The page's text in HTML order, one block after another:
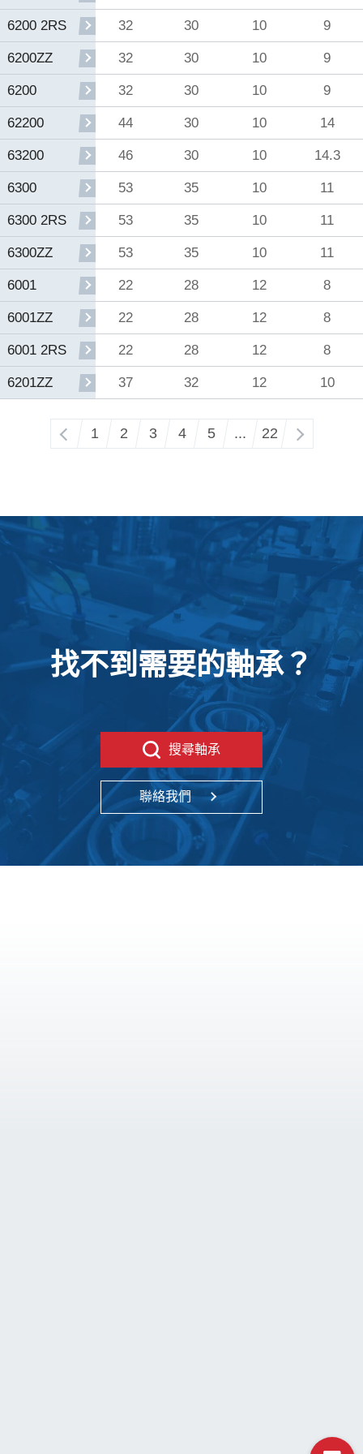
6200 2RS 32 30 10 9
6200ZZ 32 30 10 9
6200 32 30 10 9
62200 44 30 10 14
63200 46 30 10 14.3
6300 53 35 10 11
6300 2RS 53 35 10 11
6300ZZ 53 35 10 11
6001 22 28 12 8
6001ZZ 22 28 12 8
6001 2RS 22 28 12 8
6201ZZ 37 32 12 10
‹ 1 2 3 4 5 ... 22 ›
找不到需要的軸承？
搜尋軸承
聯絡我們